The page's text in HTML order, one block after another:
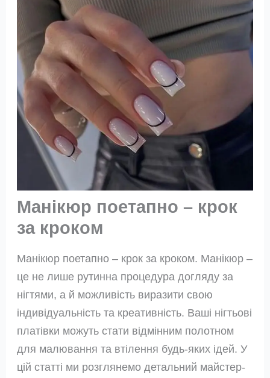
Манікюр поетапно – крок
за кроком
Манікюр поетапно – крок за кроком. Манікюр –
це не лише рутинна процедура догляду за
нігтями, а й можливість виразити свою
індивідуальність та креативність. Ваші нігтьові
платівки можуть стати відмінним полотном
для малювання та втілення будь-яких ідей. У
цій статті ми розглянемо детальний майстер-